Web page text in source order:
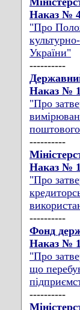
Наказ №
"Про
України"
----------
Наказ №
"Про
----------
Наказ №
"Про
----------
Фонд
Наказ №
"Про
що
----------